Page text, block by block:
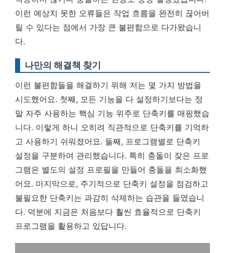
이런 예상치 못한 오류들은 작업 흐름을 완전히 끊어버
릴 수 있다는 점에서 가장 큰 불편함으로 다가왔습니
다.
나만의 해결책 찾기
이런 불편함들을 해결하기 위해 저는 몇 가지 방법을
시도했어요. 첫째, 모든 기능을 다 설정하기보다는 정
말 자주 사용하는 핵심 기능 위주로 단축키를 매핑했습
니다. 이렇게 하니 오히려 직관적으로 단축키를 기억하
고 사용하기 쉬워졌어요. 둘째, 프로그램별로 단축키
설정을 구분하여 관리했습니다. 특히 충돌이 잦은 프로
그램은 별도의 설정 프로필을 만들어 충돌을 최소화했
어요. 마지막으로, 주기적으로 단축키 설정을 점검하고
불필요한 단축키는 과감히 삭제하는 습관을 들였습니
다. 덕분에 지금은 처음보다 훨씬 효율적으로 단축키
프로그램을 활용하고 있답니다.